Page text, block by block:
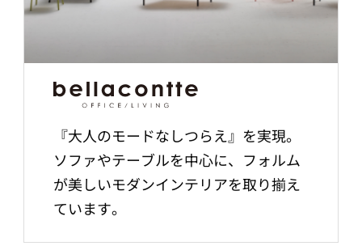
『大人のモードなしつらえ』を実現。
ソファやテーブルを中心に、フォルム
が美しいモダンインテリアを取り揃え
ています。